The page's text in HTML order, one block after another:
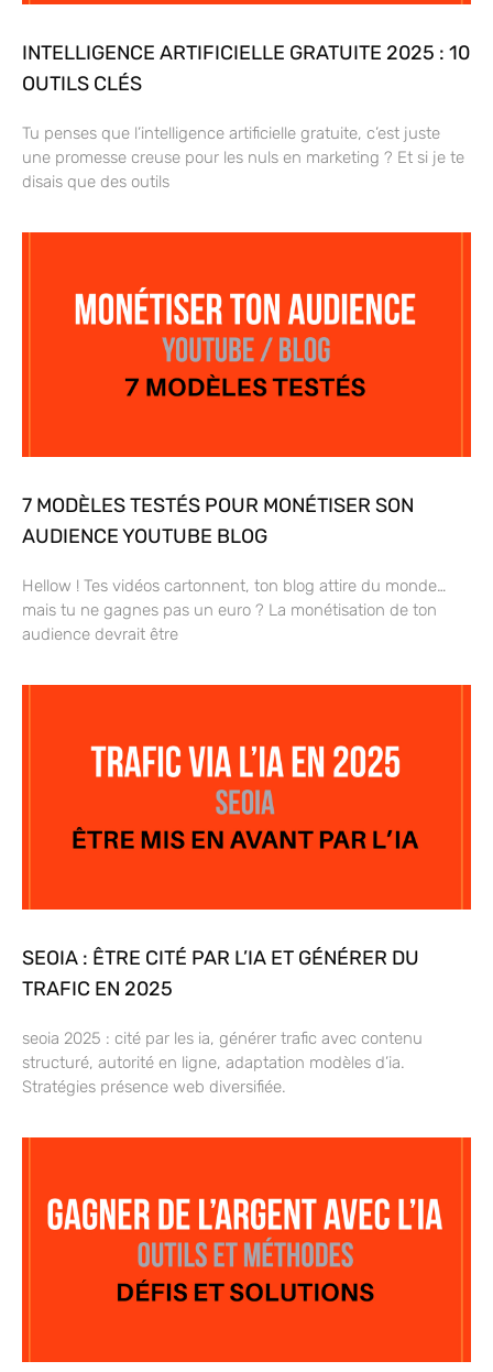
INTELLIGENCE ARTIFICIELLE GRATUITE 2025 : 10
OUTILS CLÉS
Tu penses que l’intelligence artificielle gratuite, c’est juste
une promesse creuse pour les nuls en marketing ? Et si je te
disais que des outils
7 MODÈLES TESTÉS POUR MONÉTISER SON
AUDIENCE YOUTUBE BLOG
Hellow ! Tes vidéos cartonnent, ton blog attire du monde…
mais tu ne gagnes pas un euro ? La monétisation de ton
audience devrait être
SEOIA : ÊTRE CITÉ PAR L’IA ET GÉNÉRER DU
TRAFIC EN 2025
seoia 2025 : cité par les ia, générer trafic avec contenu
structuré, autorité en ligne, adaptation modèles d’ia.
Stratégies présence web diversifiée.